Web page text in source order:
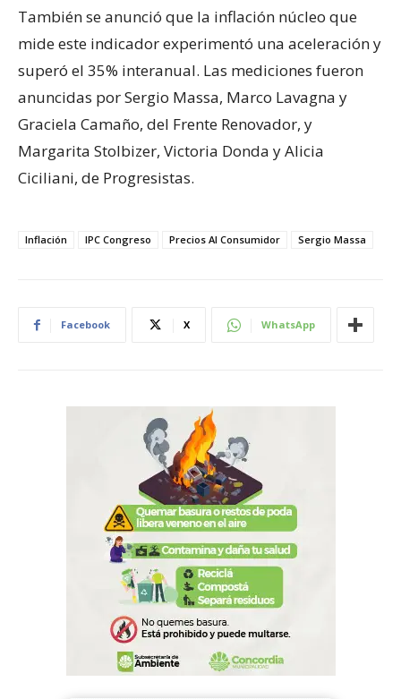
También se anunció que la inflación núcleo que
mide este indicador experimentó una aceleración y
superó el 35% interanual. Las mediciones fueron
anuncidas por Sergio Massa, Marco Lavagna y
Graciela Camaño, del Frente Renovador, y
Margarita Stolbizer, Victoria Donda y Alicia
Ciciliani, de Progresistas.
Inflación IPC Congreso Precios Al Consumidor Sergio Massa
Facebook X WhatsApp